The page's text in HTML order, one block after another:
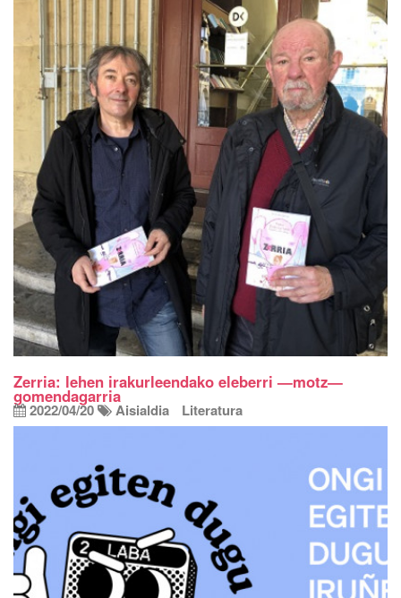
Zerria: lehen irakurleendako eleberri —motz—
gomendagarria
2022/04/20 Aisialdia Literatura